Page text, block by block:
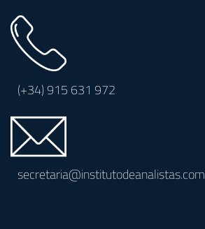
(+34)915 631 972
secretaria@institutodeanalistas.com